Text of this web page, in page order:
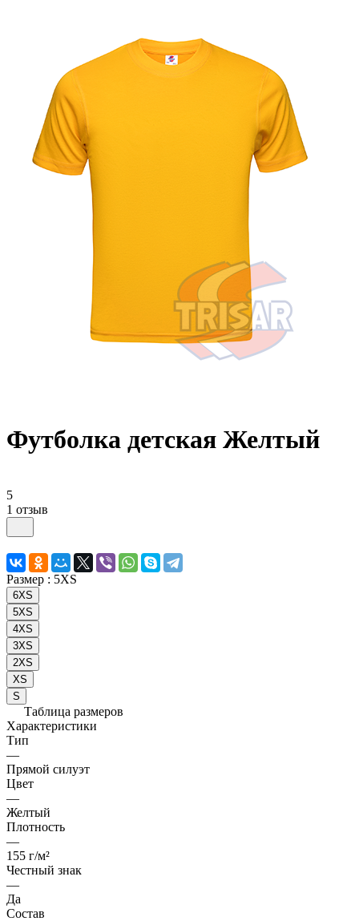
Футболка детская Желтый
5
1 отзыв
Размер : 5XS
6XS
5XS
4XS
3XS
2XS
XS
S
Таблица размеров
Характеристики
Тип
—
Прямой силуэт
Цвет
—
Желтый
Плотность
—
155 г/м²
Честный знак
—
Да
Состав